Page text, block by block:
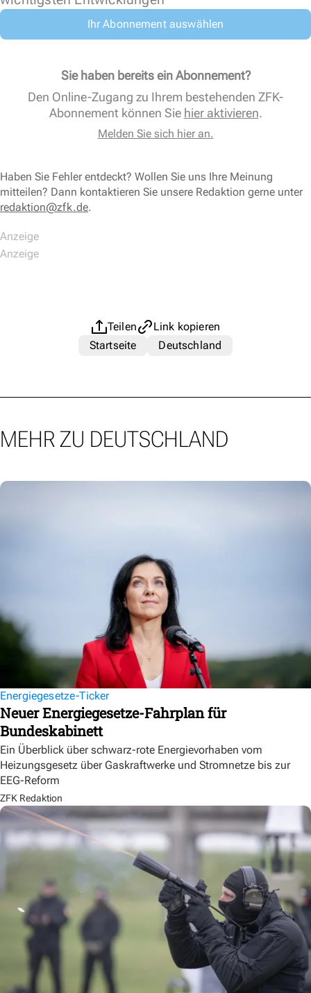
Ihr Abonnement auswählen
Sie haben bereits ein Abonnement?
Den Online-Zugang zu Ihrem bestehenden ZFK-
Abonnement können Sie hier aktivieren.
Melden Sie sich hier an.
Haben Sie Fehler entdeckt? Wollen Sie uns Ihre Meinung
mitteilen? Dann kontaktieren Sie unsere Redaktion gerne unter
redaktion@zfk.de.
Teilen
Link kopieren
Startseite
Deutschland
MEHR ZU DEUTSCHLAND
Energiegesetze-Ticker
Neuer Energiegesetze-Fahrplan für
Bundeskabinett
Ein Überblick über schwarz-rote Energievorhaben vom
Heizungsgesetz über Gaskraftwerke und Stromnetze bis zur
EEG-Reform
ZFK Redaktion